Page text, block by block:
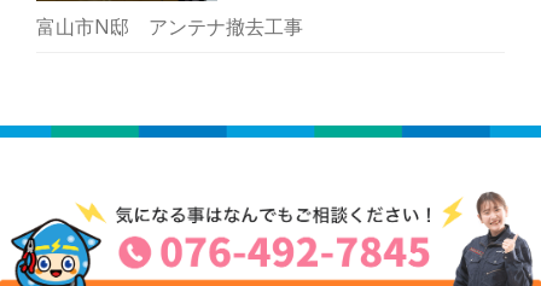
富山市N邸 アンテナ撤去工事